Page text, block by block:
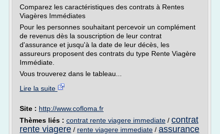
Comparez les caractéristiques des contrats à Rentes
Viagères Immédiates
Pour les personnes souhaitant percevoir un complément
de revenus dès la souscription de leur contrat
d'assurance et jusqu'à la date de leur décès, les
assureurs proposent des contrats du type Rente Viagère
Immédiate.
Vous trouverez dans le tableau...
Lire la suite
Site : http://www.cofloma.fr
Thèmes liés : contrat rente viagere immediate / contrat
rente viagere / rente viagere immediate / assurance